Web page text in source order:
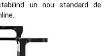
un nou standard de